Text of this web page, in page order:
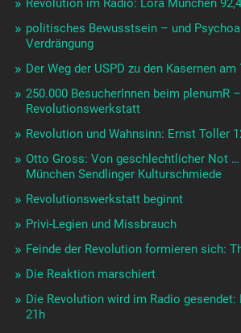
Revolution im Radio: Lora München
politisches Bewusstsein – und
Verdrängung
Der Weg der USPD zu den Kasernen am
250.000 BesucherInnen beim plenumR –
Revolutionswerkstatt
Revolution und Wahnsinn: Ernst Toller
Otto Gross: Von geschlechtlicher Not …
München Sendlinger Kulturschmiede
Revolutionswerkstatt beginnt
Privi-Legien und Missbrauch
Feinde der Revolution formieren sich:
Die Reaktion marschiert
Die Revolution wird im Radio gesendet:
21h